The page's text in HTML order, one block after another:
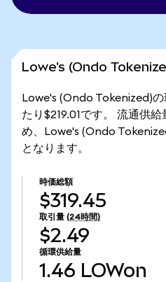
Lowe's (Ondo
Lowe's (Ondo Tokenized)
たり$219.01です。 流通供
め、Lowe's (Ondo
となります。
時価総額
$319.45
取引量 (24時間)
$2.49
循環供給量
1.46 LOWon